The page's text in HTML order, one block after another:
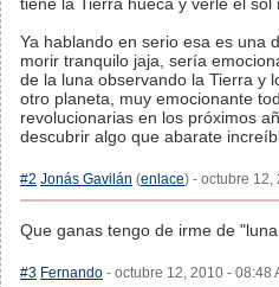
Ya hablando en serio esa es una
morir tranquilo jaja, sería
de la luna observando la Tierra y
otro planeta, muy emocionante
revolucionarias en los próximos
descubrir algo que abarate
#2 Jonás Gavilán (enlace) - octubre 12,
Que ganas tengo de irme de
#3 Fernando - octubre 12, 2010 - 08:48